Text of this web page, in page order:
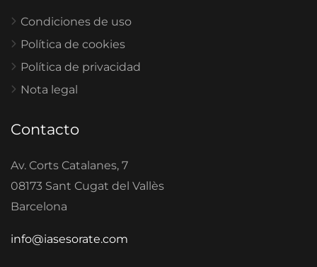
Condiciones de uso
Política de cookies
Política de privacidad
Nota legal
Contacto
Av. Corts Catalanes, 7
08173 Sant Cugat del Vallès
Barcelona
info@iasesorate.com